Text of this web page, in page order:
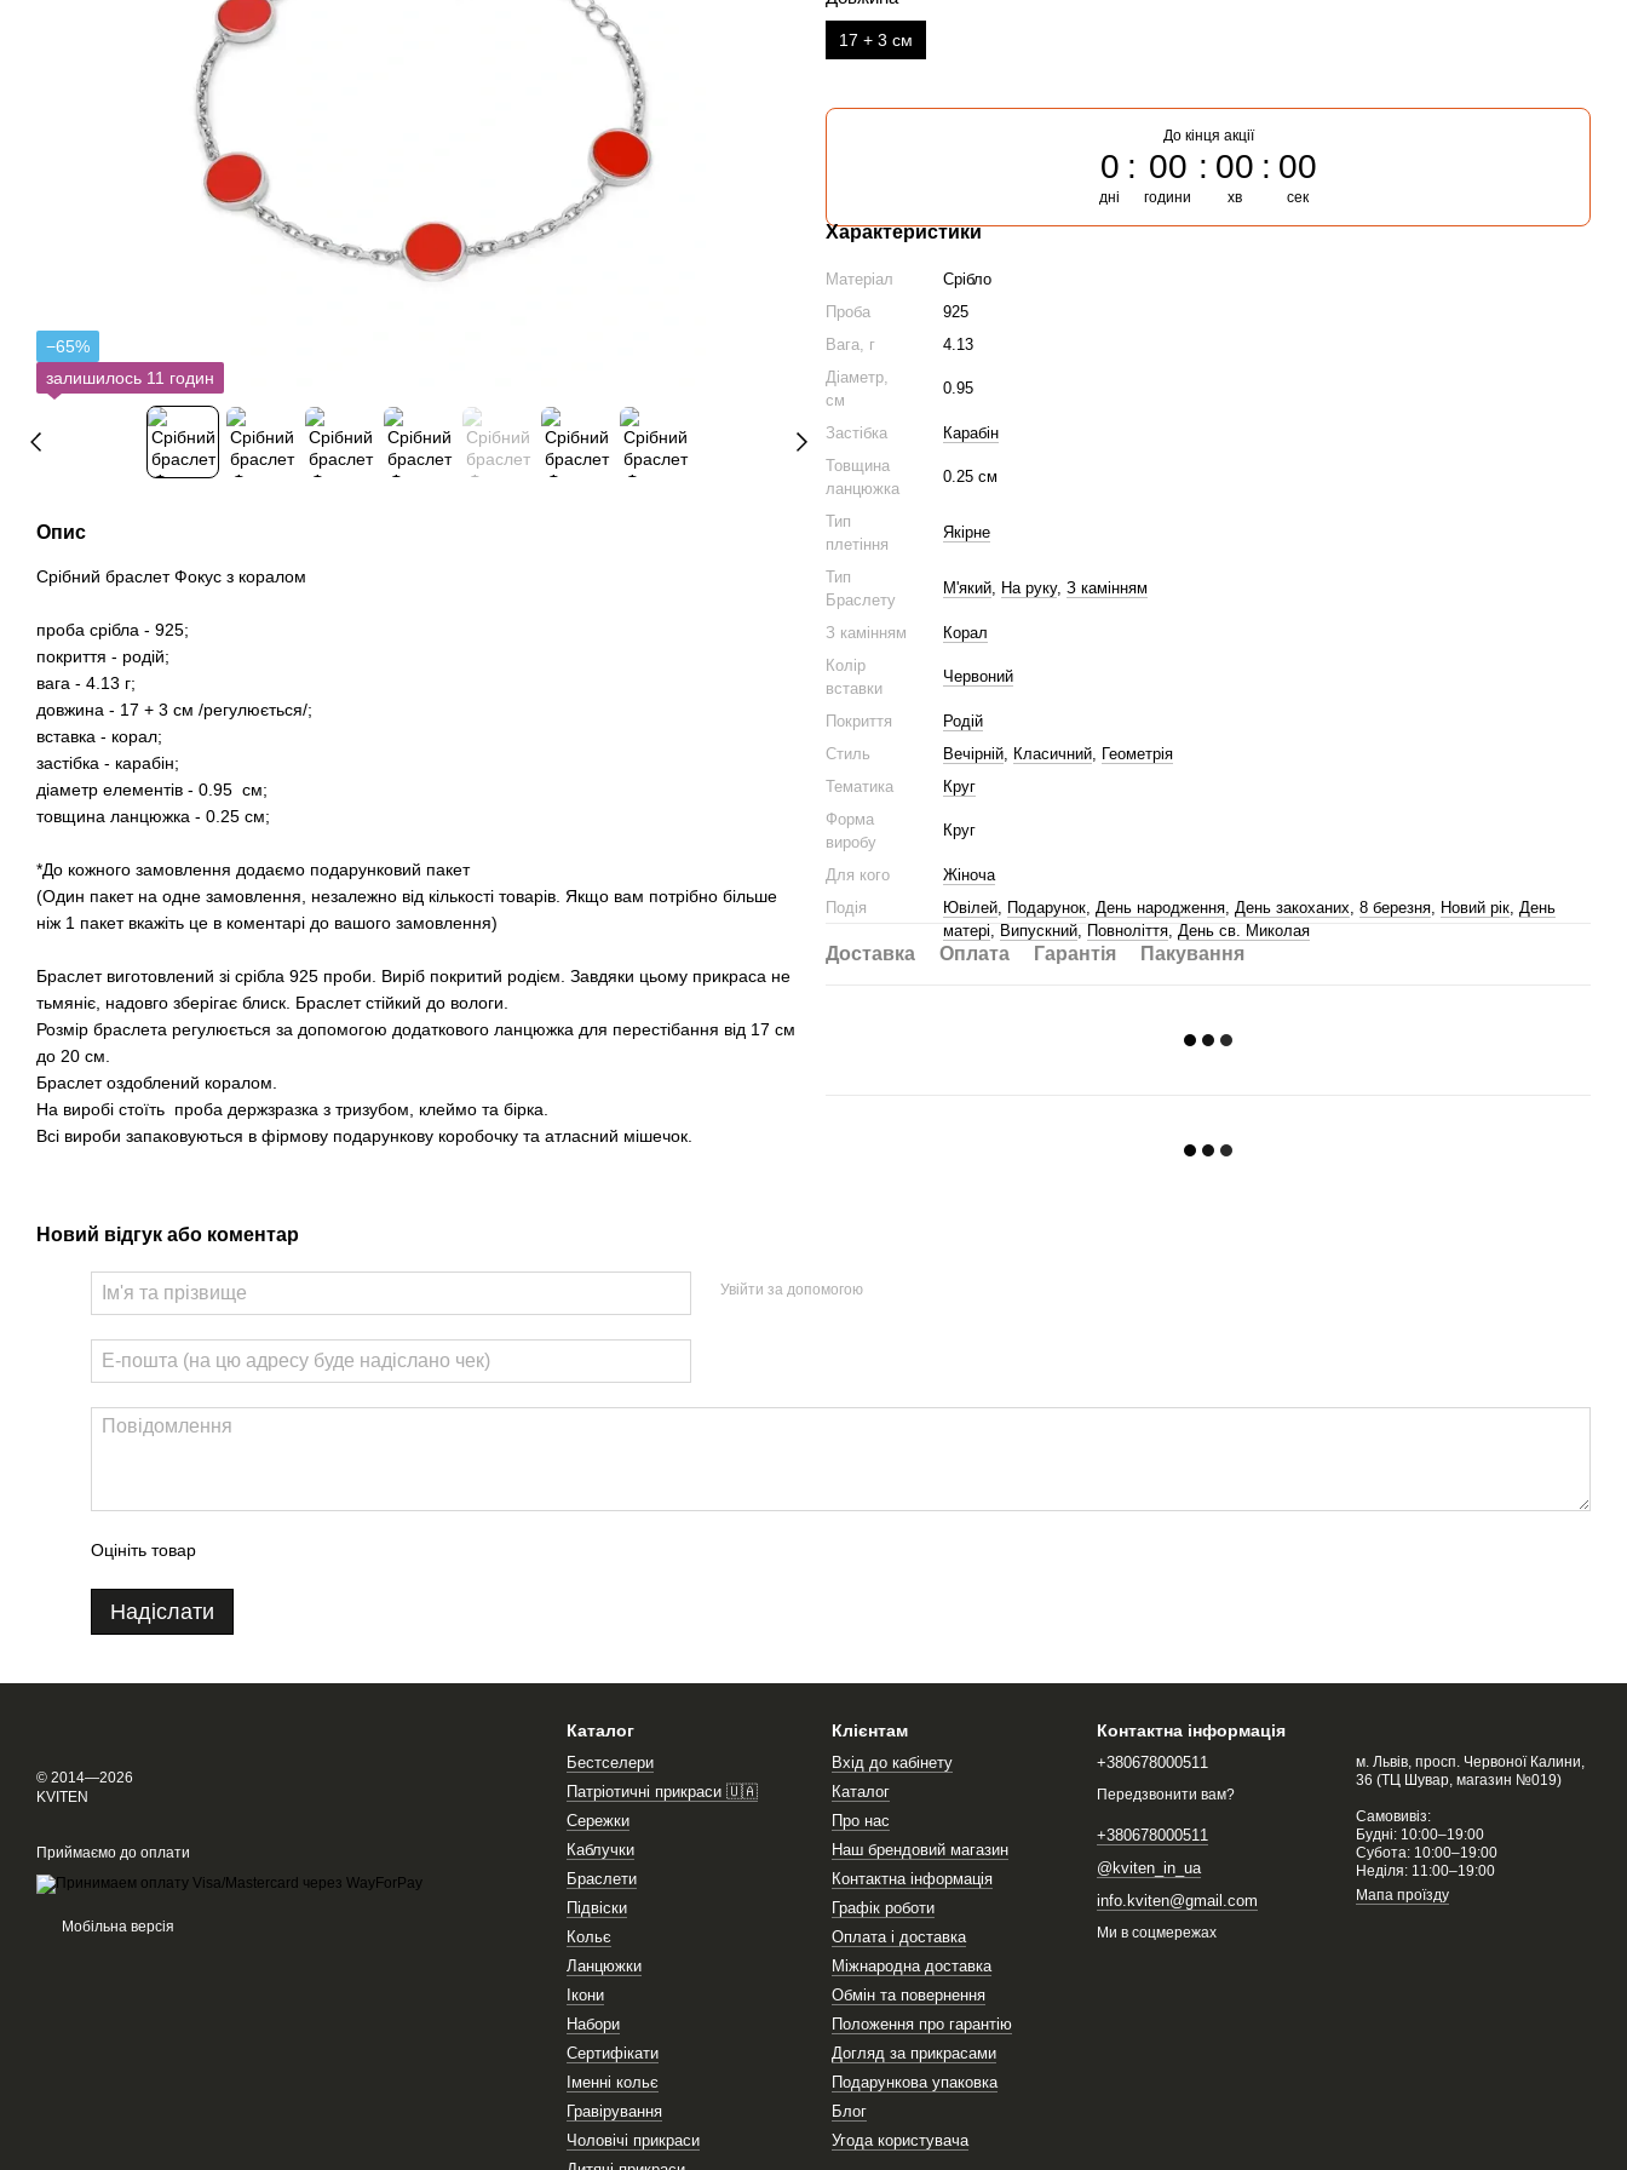
−65%
залишилось 11 годин
Опис
Срібний браслет Фокус з коралом
проба срібла - 925;
покриття - родій;
вага - 4.13 г;
довжина - 17 + 3 см /регулюється/;
вставка - корал;
застібка - карабін;
діаметр елементів - 0.95 см;
товщина ланцюжка - 0.25 см;
*До кожного замовлення додаємо подарунковий пакет
(Один пакет на одне замовлення, незалежно від кількості товарів. Якщо вам потрібно більше
ніж 1 пакет вкажіть це в коментарі до вашого замовлення)
Браслет виготовлений зі срібла 925 проби. Виріб покритий родієм. Завдяки цьому прикраса не
тьмяніє, надовго зберігає блиск. Браслет стійкий до вологи.
Розмір браслета регулюється за допомогою додаткового ланцюжка для перестібання від 17 см
до 20 см.
Браслет оздоблений коралом.
На виробі стоїть проба держзразка з тризубом, клеймо та бірка.
Всі вироби запаковуються в фірмову подарункову коробочку та атласний мішечок.
17 + 3 см
До кінця акції
0
дні
00
години
00
хв
00
сек
Характеристики
Матеріал
Срібло
Проба
925
Вага, г
4.13
Діаметр,
см
0.95
Застібка
Карабін
Товщина
ланцюжка
0.25 см
Тип
плетіння
Якірне
Тип
Браслету
М'який, На руку, З камінням
З камінням
Корал
Колір
вставки
Червоний
Покриття
Родій
Стиль
Вечірній, Класичний, Геометрія
Тематика
Круг
Форма
виробу
Круг
Для кого
Жіноча
Подія
Ювілей, Подарунок, День народження, День закоханих, 8 березня, Новий рік, День
матері, Випускний, Повноліття, День св. Миколая
Доставка Оплата Гарантія Пакування
Новий відгук або коментар
Увійти за допомогою
Оцініть товар
Надіслати
© 2014—2026
KVITEN
Приймаємо до оплати
Мобільна версія
Каталог
Бестселери
Патріотичні прикраси 🇺🇦
Сережки
Каблучки
Браслети
Підвіски
Кольє
Ланцюжки
Ікони
Набори
Сертифікати
Іменні кольє
Гравірування
Чоловічі прикраси
Клієнтам
Вхід до кабінету
Каталог
Про нас
Наш брендовий магазин
Контактна інформація
Графік роботи
Оплата і доставка
Міжнародна доставка
Обмін та повернення
Положення про гарантію
Догляд за прикрасами
Подарункова упаковка
Блог
Угода користувача
Контактна інформація
+380678000511
Передзвонити вам?
+380678000511
@kviten_in_ua
info.kviten@gmail.com
м. Львів, просп. Червоної Калини,
36 (ТЦ Шувар, магазин №019)
Самовивіз:
Будні: 10:00–19:00
Субота: 10:00–19:00
Неділя: 11:00–19:00
Мапа проїзду
Ми в соцмережах